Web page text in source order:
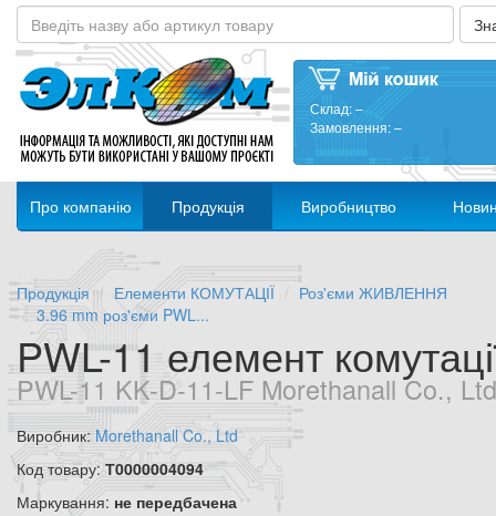
Склад:–
Замовлення:–
Про компанію Продукція Виробництво
Продукція Елементи КОМУТАЦІЇ
Роз'єми ЖИВЛЕННЯ
3.96 mm роз'єми PWL...
PWL-11 елемент
PWL-11 KK-D-11-LF Morethanall Co., Ltd
Виробник: Morethanall Co., Ltd
Код товару:Т0000004094
Маркування: не передбачена